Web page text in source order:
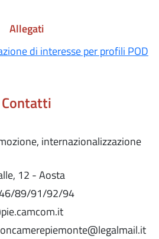
Allegati
di interesse per profili POD
Contatti
internazionalizzazione
12 - Aosta
89/91/92/94